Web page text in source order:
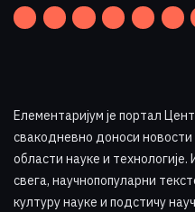
Елементаријум је портал
свакодневно доноси
области науке и технологије.
свега, научнопопуларни
културу науке и подстичу